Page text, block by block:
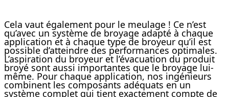
Cela vaut également pour le meulage ! Ce n’est
qu’avec un système de broyage adapté à chaque
application et à chaque type de broyeur qu’il est
possible d’atteindre des performances optimales.
L’aspiration du broyeur et l’évacuation du produit
broyé sont aussi importantes que le broyage lui-
même. Pour chaque application, nos ingénieurs
combinent les composants adéquats en un
système complet qui tient exactement compte de